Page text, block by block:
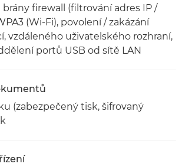
brány firewall (filtrování adres IP /
(Wi-Fi), povolení / zakázání
vzdáleného uživatelského rozhraní,
portů USB od sítě LAN
(zabezpečený tisk, šifrovaný